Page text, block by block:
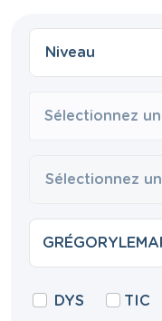
Sélectionnez
DYS TIC